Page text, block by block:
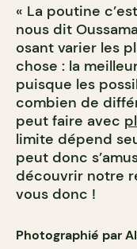
« La poutine
nous dit
osant varier les
chose : la
puisque les
combien de
peut faire avec
limite dépend
peut donc
découvrir notre
vous donc !
Photographié par